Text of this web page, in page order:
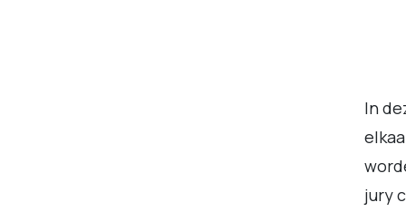
In
jury